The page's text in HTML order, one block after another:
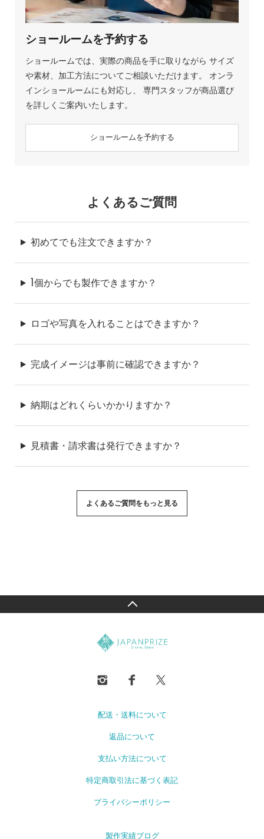
ショールームを予約する
ショールームでは、実際の商品を手に取りながら サイズ
や素材、加工方法についてご相談いただけます。 オンラ
インショールームにも対応し、 専門スタッフが商品選び
を詳しくご案内いたします。
ショールームを予約する
よくあるご質問
初めてでも注文できますか？
1個からでも製作できますか？
ロゴや写真を入れることはできますか？
完成イメージは事前に確認できますか？
納期はどれくらいかかりますか？
見積書・請求書は発行できますか？
よくあるご質問をもっと見る
配送・送料について
返品について
支払い方法について
特定商取引法に基づく表記
プライバシーポリシー
製作実績ブログ